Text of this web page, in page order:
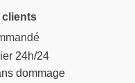
clients
24h/24
dommage